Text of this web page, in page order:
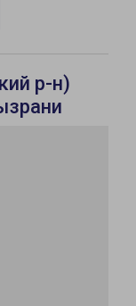
р-н)